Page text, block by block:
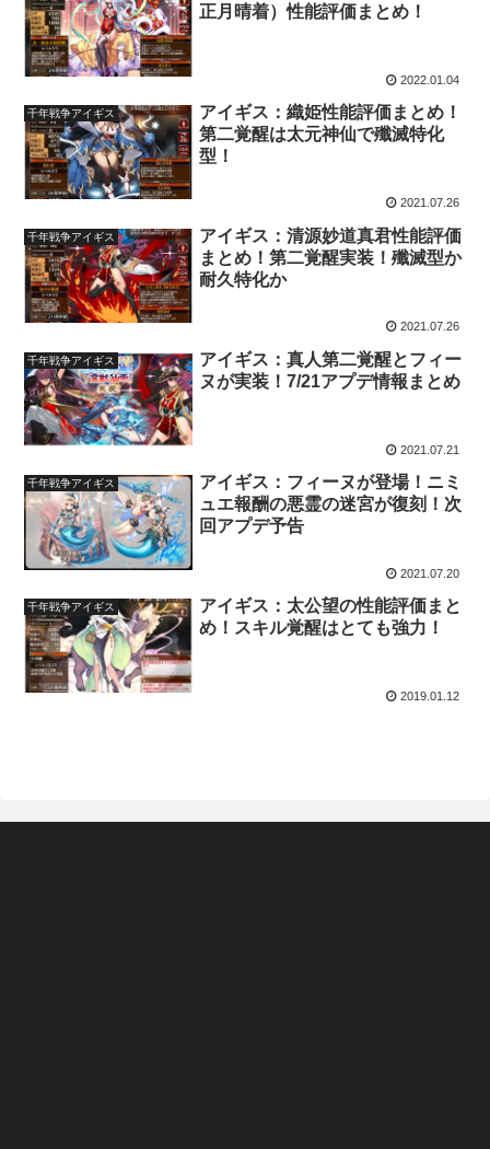
正月晴着）性能評価まとめ！
2022.01.04
千年戦争アイギス
アイギス：織姫性能評価まとめ！
第二覚醒は太元神仙で殲滅特化
型！
2021.07.26
千年戦争アイギス
アイギス：清源妙道真君性能評価
まとめ！第二覚醒実装！殲滅型か
耐久特化か
2021.07.26
千年戦争アイギス
アイギス：真人第二覚醒とフィー
ヌが実装！7/21アプデ情報まとめ
2021.07.21
千年戦争アイギス
アイギス：フィーヌが登場！ニミ
ュエ報酬の悪霊の迷宮が復刻！次
回アプデ予告
2021.07.20
千年戦争アイギス
アイギス：太公望の性能評価まと
め！スキル覚醒はとても強力！
2019.01.12